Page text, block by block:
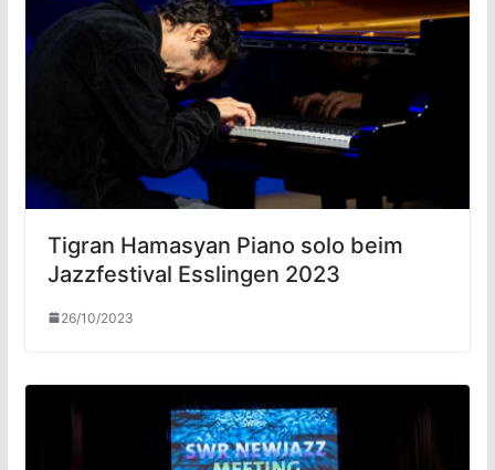
Tigran Hamasyan Piano solo beim
Jazzfestival Esslingen 2023
26/10/2023